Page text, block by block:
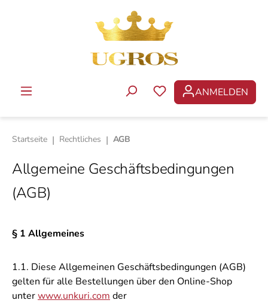
DU HAST 0
ANMELDEN
Startseite | Rechtliches | AGB
Allgemeine Geschäftsbedingungen
(AGB)
§ 1 Allgemeines
1.1. Diese Allgemeinen Geschäftsbedingungen (AGB)
gelten für alle Bestellungen über den Online-Shop
unterwww.unkuri.com der